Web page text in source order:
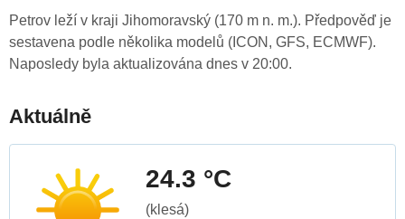
Petrov leží v kraji Jihomoravský (170 m n. m.). Předpověď je
sestavena podle několika modelů (ICON, GFS, ECMWF).
Naposledy byla aktualizována dnes v 20:00.
Aktuálně
24.3 °C
(klesá)